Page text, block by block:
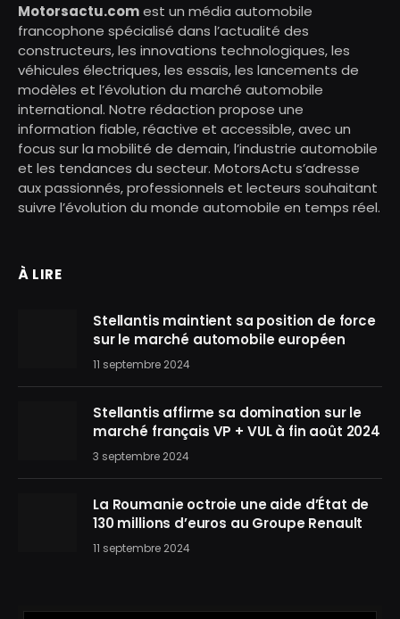
Motorsactu.comest un média automobile
francophone spécialisé dans l’actualité des
constructeurs, les innovations technologiques, les
véhicules électriques, les essais, les lancements de
modèles et l’évolution du marché automobile
international. Notre rédaction propose une
information fiable, réactive et accessible, avec un
focus sur la mobilité de demain, l’industrie automobile
et les tendances du secteur. MotorsActu s’adresse
aux passionnés, professionnels et lecteurs souhaitant
suivre l’évolution du monde automobile en temps réel.
À LIRE
Stellantis maintient sa position de force
sur le marché automobile européen
11 septembre 2024
Stellantis affirme sa domination sur le
marché français VP + VUL à fin août 2024
3 septembre 2024
La Roumanie octroie une aide d’État de
130 millions d’euros au Groupe Renault
11 septembre 2024